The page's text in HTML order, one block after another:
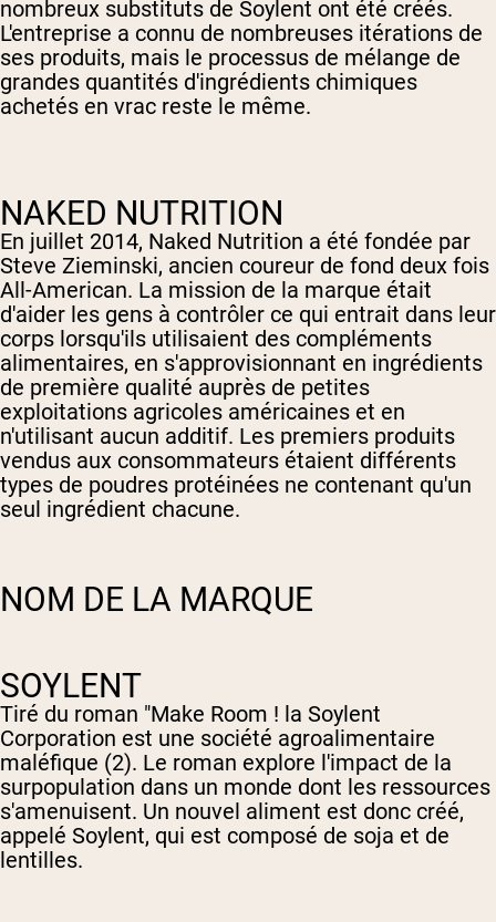
nombreux substituts de Soylent ont été créés.
L'entreprise a connu de nombreuses itérations de
ses produits, mais le processus de mélange de
grandes quantités d'ingrédients chimiques
achetés en vrac reste le même.
NAKED NUTRITION
En juillet 2014, Naked Nutrition a été fondée par
Steve Zieminski, ancien coureur de fond deux fois
All-American. La mission de la marque était
d'aider les gens à contrôler ce qui entrait dans leur
corps lorsqu'ils utilisaient des compléments
alimentaires, en s'approvisionnant en ingrédients
de première qualité auprès de petites
exploitations agricoles américaines et en
n'utilisant aucun additif. Les premiers produits
vendus aux consommateurs étaient différents
types de poudres protéinées ne contenant qu'un
seul ingrédient chacune.
NOM DE LA MARQUE
SOYLENT
Tiré du roman "Make Room ! la Soylent
Corporation est une société agroalimentaire
maléfique (2). Le roman explore l'impact de la
surpopulation dans un monde dont les ressources
s'amenuisent. Un nouvel aliment est donc créé,
appelé Soylent, qui est composé de soja et de
lentilles.